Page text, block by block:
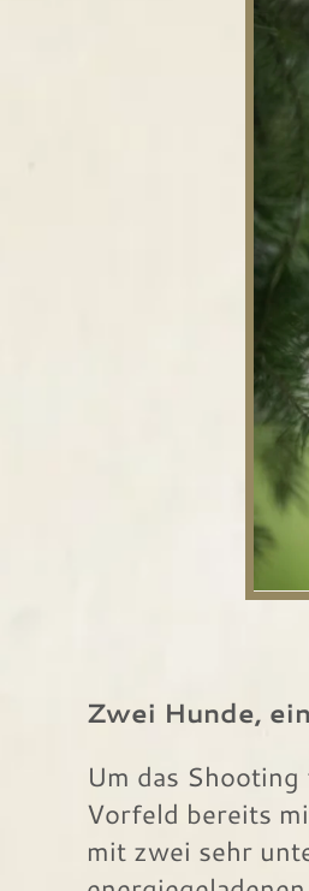
Zwei Hunde,
Um das
Vorfeld bereits
mit zwei sehr